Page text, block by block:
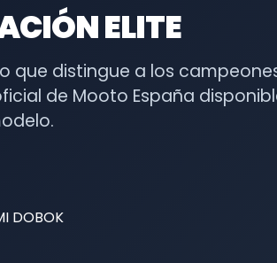
ELITE
que distingue a los
de Mooto España
DOBOK